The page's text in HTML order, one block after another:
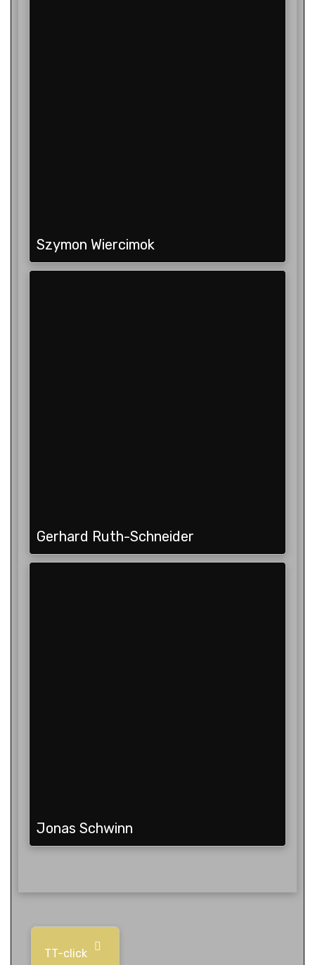
Szymon Wiercimok
Gerhard Ruth-Schneider
Jonas Schwinn
TT-click